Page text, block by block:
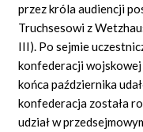
przez króla audiencji
Truchsesowi z
III). Po sejmie
konfederacji
końca października
konfederacja została
udział w